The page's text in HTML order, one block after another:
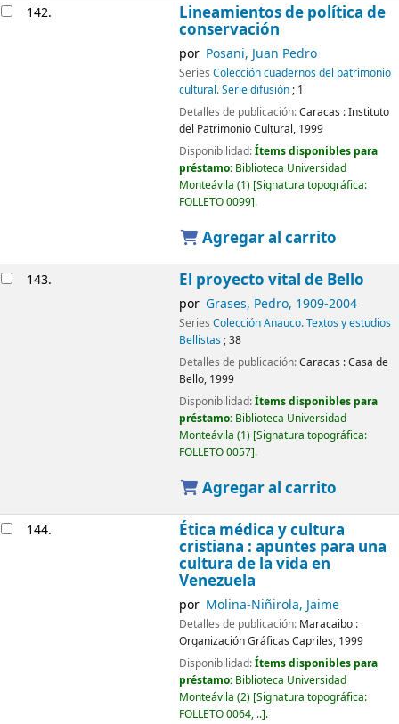
142. Lineamientos de política de
conservación
por Posani, Juan Pedro
Series Colección cuadernos del patrimonio
cultural. Serie difusión; 1
Detalles de publicación:Caracas :Instituto
del Patrimonio Cultural, 1999
Disponibilidad:Ítems disponibles para
préstamo: Biblioteca Universidad
Monteávila (1) Signatura topográfica:
FOLLETO 0099 .
Agregar al carrito
143. El proyecto vital de Bello
por Grases, Pedro, 1909-2004
Series Colección Anauco. Textos y estudios
Bellistas; 38
Detalles de publicación:Caracas :Casa de
Bello, 1999
Disponibilidad:Ítems disponibles para
préstamo: Biblioteca Universidad
Monteávila (1) Signatura topográfica:
FOLLETO 0057 .
Agregar al carrito
144. Ética médica y cultura
cristiana : apuntes para una
cultura de la vida en
Venezuela
por Molina-Niñirola, Jaime
Detalles de publicación: Maracaibo :
Organización Gráficas Capriles, 1999
Disponibilidad:Ítems disponibles para
préstamo: Biblioteca Universidad
Monteávila (2) Signatura topográfica:
FOLLETO 0064, .. .